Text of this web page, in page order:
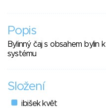
Popis
Bylinný čaj s obsahem bylin
systému
Složení
ibišek květ